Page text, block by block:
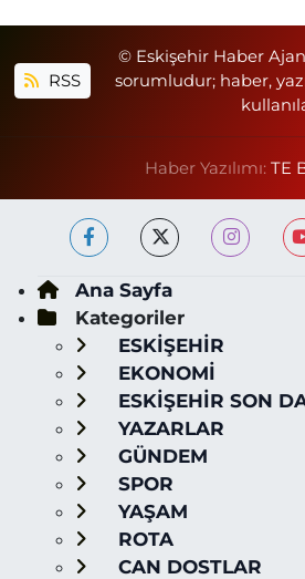
RSS
© Eskişehir Haber
sorumludur; haber,
Haber Yazılımı: TE
Ana Sayfa
Kategoriler
ESKİŞEHİR
EKONOMİ
ESKİŞEHİR SON
YAZARLAR
GÜNDEM
SPOR
YAŞAM
ROTA
CAN DOSTLAR